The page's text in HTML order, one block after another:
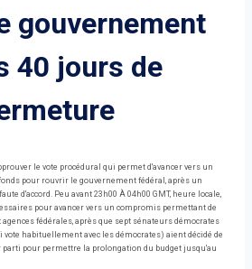
gouvernement
40 jours de
le vote procédural qui permet d'avancer vers un
pour rouvrir le gouvernement fédéral, après un
d'accord. Peu avant 23h00 À 04h00 GMT, heure locale,
pour avancer vers un compromis permettant de
fédérales, après que sept sénateurs démocrates
habituellement avec les démocrates) aient décidé de
parti pour permettre la prolongation du budget jusqu'au